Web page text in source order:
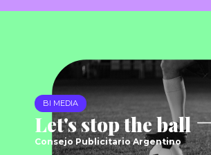
BI MEDIA
Let's stop the ball
Consejo Publicitario Argentino